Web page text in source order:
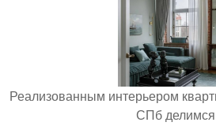
Реализованным интерьером
СПб